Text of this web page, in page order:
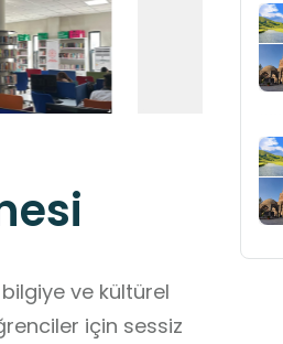
bilgiye ve kültürel
için sessiz